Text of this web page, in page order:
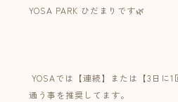
⁡YOSA PARK ひだまりです🌿⁡
⁡YOSAでは【連続】または【3日に1
⁡通う事を推奨してます。⁡